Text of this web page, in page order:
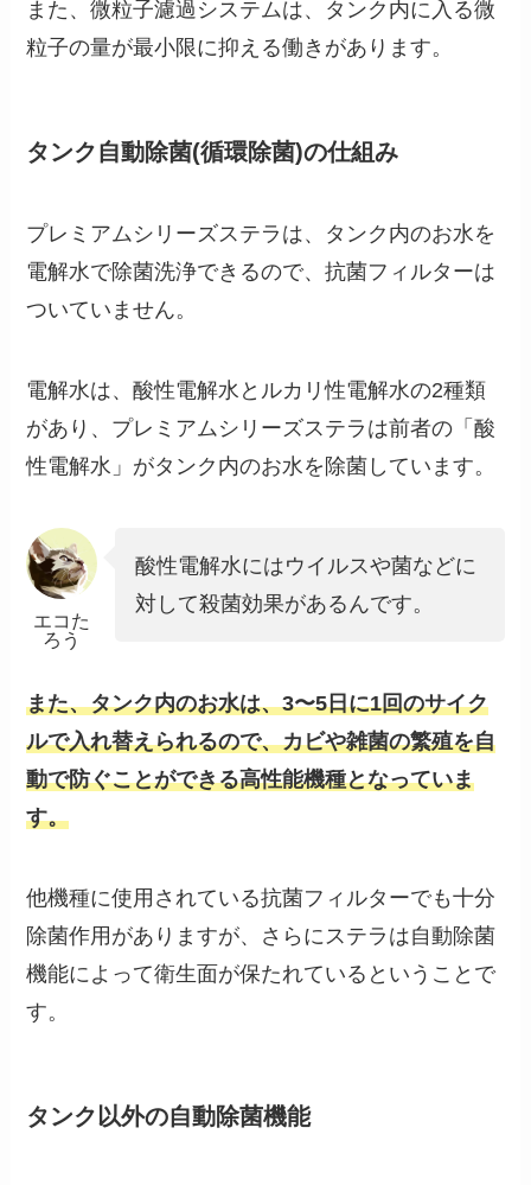
また、微粒子濾過システムは、タンク内に入る微
粒子の量が最小限に抑える働きがあります。
タンク自動除菌(循環除菌)の仕組み
プレミアムシリーズステラは、タンク内のお水を
電解水で除菌洗浄できるので、抗菌フィルターは
ついていません。
電解水は、酸性電解水とルカリ性電解水の2種類
があり、プレミアムシリーズステラは前者の「酸
性電解水」がタンク内のお水を除菌しています。
エコた
ろう
酸性電解水にはウイルスや菌などに
対して殺菌効果があるんです。
また、タンク内のお水は、3〜5日に1回のサイク
ルで入れ替えられるので、カビや雑菌の繁殖を自
動で防ぐことができる高性能機種となっていま
す。
他機種に使用されている抗菌フィルターでも十分
除菌作用がありますが、さらにステラは自動除菌
機能によって衛生面が保たれているということで
す。
タンク以外の自動除菌機能